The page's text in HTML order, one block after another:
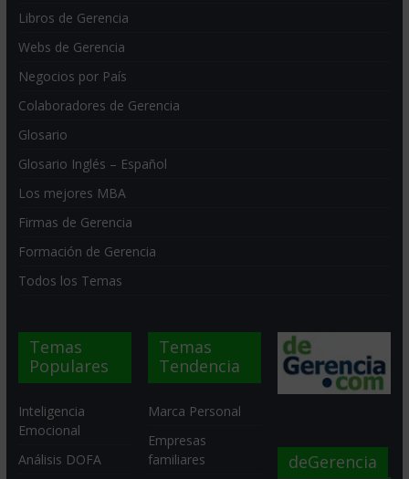
Libros de Gerencia
Webs de Gerencia
Negocios por País
Colaboradores de Gerencia
Glosario
Glosario Inglés – Español
Los mejores MBA
Firmas de Gerencia
Formación de Gerencia
Todos los Temas
Temas
Populares
Inteligencia
Emocional
Análisis DOFA
Temas
Tendencia
Marca Personal
Empresas
familiares
deGerencia